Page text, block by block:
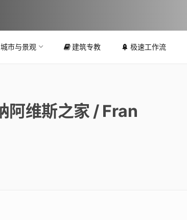
城市与景观 建筑专教 极速工作流
阿维斯之家 / Fran